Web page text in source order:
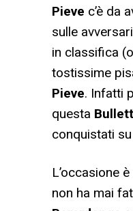
Pieve c’è da
sulle
in classifica
tostissime
Pieve. Infatti
questa
conquistati
L’occasione
non ha mai